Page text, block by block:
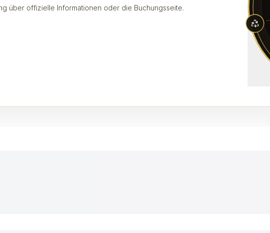
über offizielle Informationen oder die Buchungsseite.